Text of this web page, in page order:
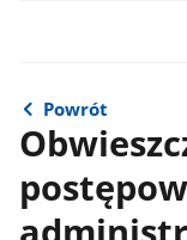
Powrót